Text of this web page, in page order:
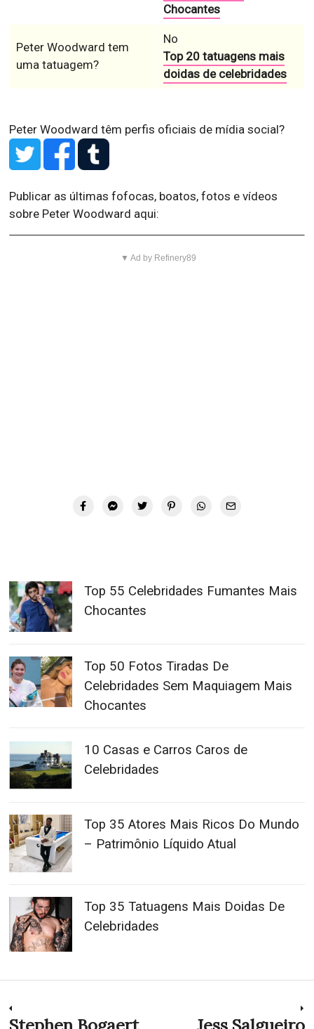
Chocantes
Peter Woodward tem
uma tatuagem?
No
Top 20 tatuagens mais
doidas de celebridades
Peter Woodward têm perfis oficiais de mídia social?
Publicar as últimas fofocas, boatos, fotos e vídeos
sobre Peter Woodward aqui:
▼ Ad by Refinery89
Top 55 Celebridades Fumantes Mais
Chocantes
Top 50 Fotos Tiradas De
Celebridades Sem Maquiagem Mais
Chocantes
10 Casas e Carros Caros de
Celebridades
Top 35 Atores Mais Ricos Do Mundo
– Patrimônio Líquido Atual
Top 35 Tatuagens Mais Doidas De
Celebridades
Navegação
Previous
Stephen Bogaert Jess Salgueiro